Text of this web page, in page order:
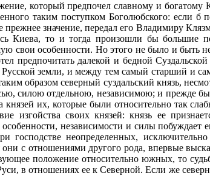
который предпочел славному и
таким поступком Боголюбского: если
значение, передал его Владимиру
Киева, то и тогда произошли бы
свои особенности. Но этого не было и
предпочитать далекой и бедной
земли, и между тем самый старший и
образом северный суздальский князь,
отдельною, независимою; и прежде
князей их, которые были относительно так
изгойства своих князей: князь ее
независимости и силы
господстве неопределенных,
с отношениями другого рода, впервые
положение относительно южных, то
в отношениях ее к Северной. Если же